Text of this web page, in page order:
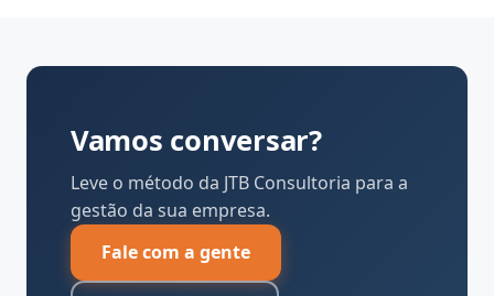
Vamos conversar?
Leve o método da JTB Consultoria para a
gestão da sua empresa.
Fale com a gente